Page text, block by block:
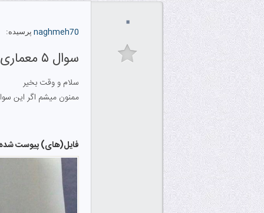
۰
naghmeh70 پرسیده:
سوال ۵ معماری کامپیوتر ۹۵
سلام و وقت بخیر
ممنون میشم اگر این
فایل‌(های) پیوست شده